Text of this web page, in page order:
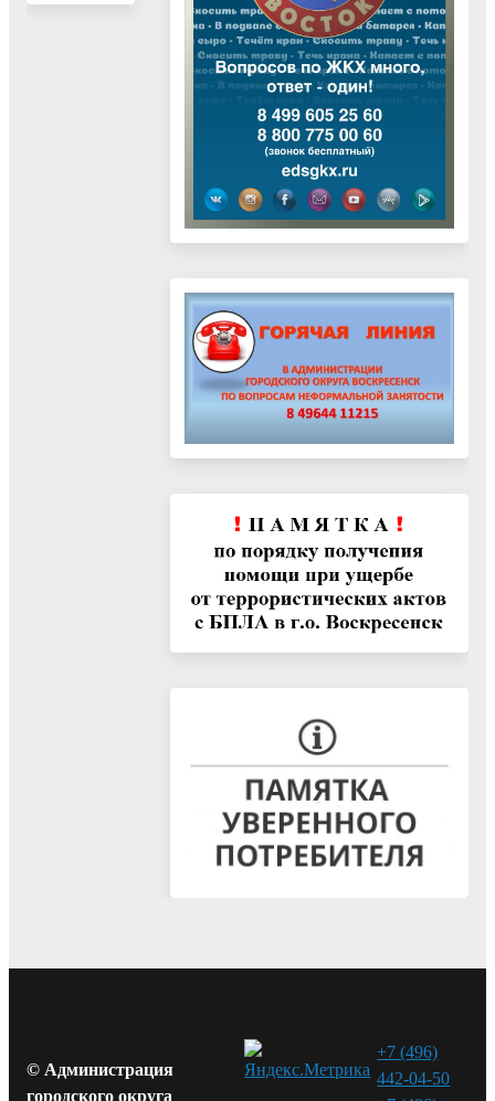
© Администрация
городского округа
+7 (496)
442-04-50